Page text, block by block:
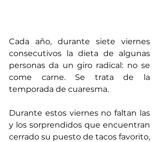
Cada año, durante siete viernes
consecutivos la dieta de algunas
personas da un giro radical: no se
come carne. Se trata de la
temporada de cuaresma.
Durante estos viernes no faltan las
y los sorprendidos que encuentran
cerrado su puesto de tacos favorito,